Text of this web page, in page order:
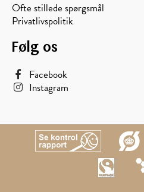
Ofte stillede spørgsmål
Privatlivspolitik
Følg os
Facebook
Instagram